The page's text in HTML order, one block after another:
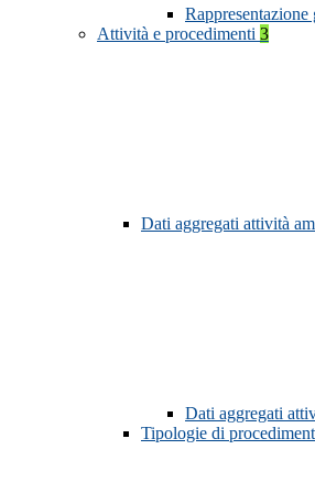
Rappresentazione
Attività e procedimenti 3
Dati aggregati attività
Dati aggregati
Tipologie di